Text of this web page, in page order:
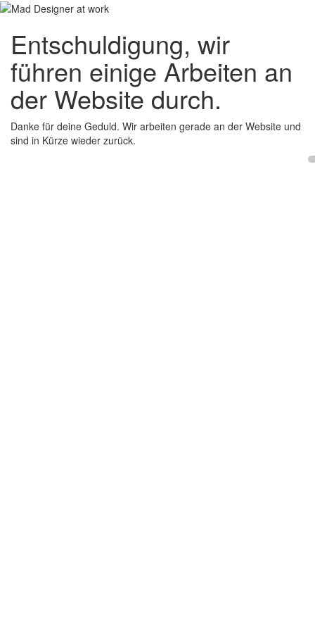
Entschuldigung, wir
führen einige Arbeiten an
der Website durch.
Danke für deine Geduld. Wir arbeiten gerade an der Website und
sind in Kürze wieder zurück.